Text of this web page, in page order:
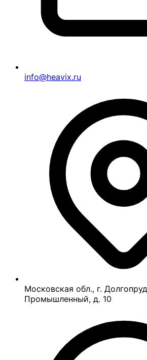
info@heavix.ru
Московская обл., г.
Промышленный, д. 10